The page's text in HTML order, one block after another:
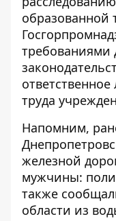
образованной
требованиями
труда
Напомним,
железной
мужчины:
также
области из